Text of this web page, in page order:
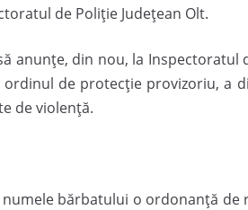
de Poliție Județean Olt.
anunțe, din nou, la Inspectoratul
de protecție provizoriu, a
de violență.
numele bărbatului o ordonanță